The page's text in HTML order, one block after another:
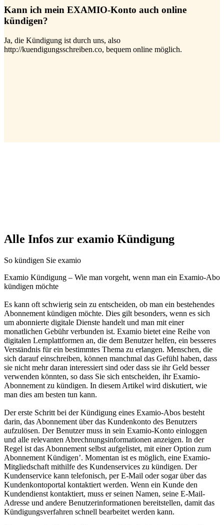
Kann ich mein EXAMIO-Konto auch online
kündigen?
Ja, die Kündigung ist durch uns, also
http://kuendigungsschreiben.co, bequem online möglich.
Alle Infos zur examio Kündigung
So kündigen Sie examio
Examio Kündigung – Wie man vorgeht, wenn man ein Examio-Abo
kündigen möchte
Es kann oft schwierig sein zu entscheiden, ob man ein bestehendes
Abonnement kündigen möchte. Dies gilt besonders, wenn es sich
um abonnierte digitale Dienste handelt und man mit einer
monatlichen Gebühr verbunden ist. Examio bietet eine Reihe von
digitalen Lernplattformen an, die dem Benutzer helfen, ein besseres
Verständnis für ein bestimmtes Thema zu erlangen. Menschen, die
sich darauf einschreiben, können manchmal das Gefühl haben, dass
sie nicht mehr daran interessiert sind oder dass sie ihr Geld besser
verwenden könnten, so dass Sie sich entscheiden, ihr Examio-
Abonnement zu kündigen. In diesem Artikel wird diskutiert, wie
man dies am besten tun kann.
Der erste Schritt bei der Kündigung eines Examio-Abos besteht
darin, das Abonnement über das Kundenkonto des Benutzers
aufzulösen. Der Benutzer muss in sein Examio-Konto einloggen
und alle relevanten Abrechnungsinformationen anzeigen. In der
Regel ist das Abonnement selbst aufgelistet, mit einer Option zum
Abonnement Kündigen’. Momentan ist es möglich, eine Examio-
Mitgliedschaft mithilfe des Kundenservices zu kündigen. Der
Kundenservice kann telefonisch, per E-Mail oder sogar über das
Kundenkontoportal kontaktiert werden. Wenn ein Kunde den
Kundendienst kontaktiert, muss er seinen Namen, seine E-Mail-
Adresse und andere Benutzerinformationen bereitstellen, damit das
Kündigungsverfahren schnell bearbeitet werden kann.